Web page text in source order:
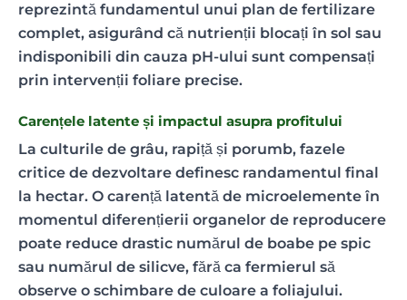
reprezintă fundamentul unui plan de fertilizare
complet, asigurând că nutrienții blocați în sol sau
indisponibili din cauza pH-ului sunt compensați
prin intervenții foliare precise.
Carențele latente și impactul asupra profitului
La culturile de grâu, rapiță și porumb, fazele
critice de dezvoltare definesc randamentul final
la hectar. O carență latentă de microelemente în
momentul diferențierii organelor de reproducere
poate reduce drastic numărul de boabe pe spic
sau numărul de silicve, fără ca fermierul să
observe o schimbare de culoare a foliajului.